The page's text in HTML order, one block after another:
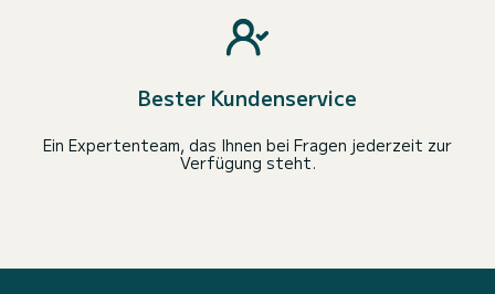
Bester Kundenservice
Ein Expertenteam, das Ihnen bei Fragen jederzeit zur
Verfügung steht.